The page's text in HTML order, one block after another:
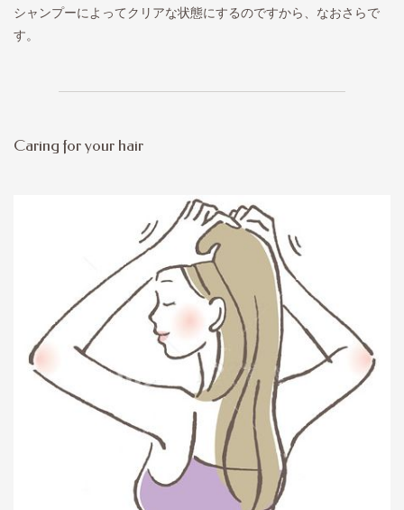
シャンプーによってクリアな状態にするのですから、なおさらで
す。
Caring for your hair